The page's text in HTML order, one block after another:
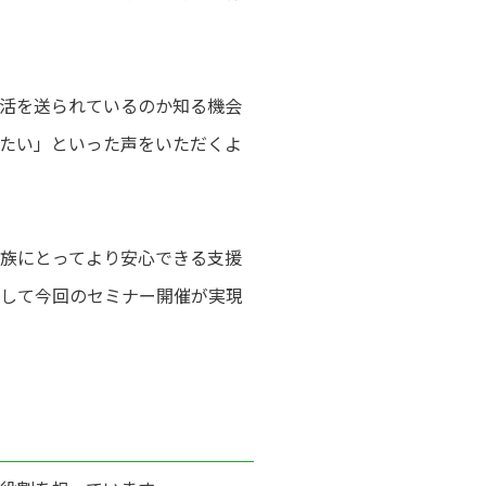
を送られているのか知る機会
い」といった声をいただくよ
にとってより安心できる支援
て今回のセミナー開催が実現